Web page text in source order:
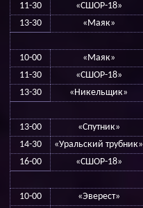
11-30
«СШОР-18»
13-30
«Маяк»
10-00
«Маяк»
11-30
«СШОР-18»
13-30
«Никельщик»
13-00
«Спутник»
14-30
«Уральский трубник»
16-00
«СШОР-18»
10-00
«Эверест»